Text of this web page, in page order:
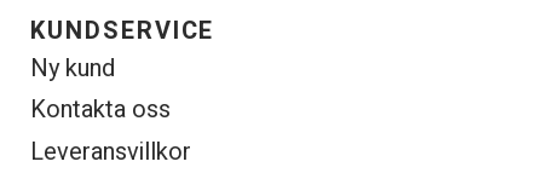
KUNDSERVICE
Ny kund
Kontakta oss
Leveransvillkor